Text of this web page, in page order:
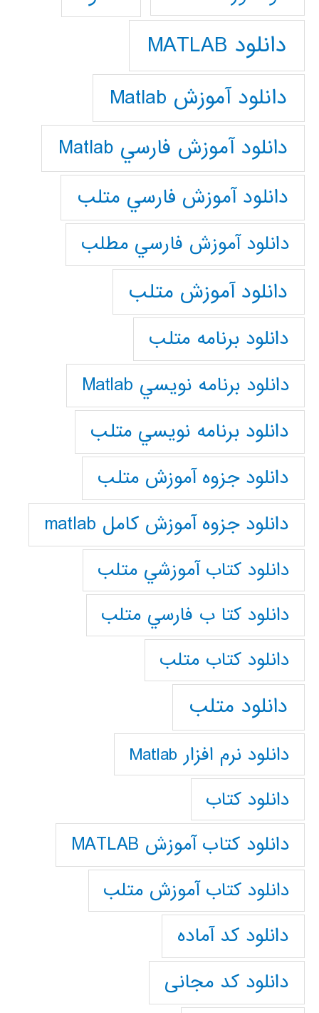
دانلود MATLAB
دانلود آموزش Matlab
دانلود آموزش فارسي Matlab
دانلود آموزش فارسي متلب
دانلود آموزش فارسي مطلب
دانلود آموزش متلب
دانلود برنامه متلب
دانلود برنامه نويسي Matlab
دانلود برنامه نويسي متلب
دانلود جزوه آموزش متلب
دانلود جزوه آموزش کامل matlab
دانلود كتاب آموزشي متلب
دانلود كتا ب فارسي متلب
دانلود كتاب متلب
دانلود متلب
دانلود نرم افزار Matlab
دانلود کتاب
دانلود کتاب آموزش MATLAB
دانلود کتاب آموزش متلب
دانلود کد آماده
دانلود کد مجانی